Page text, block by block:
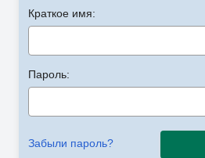
Краткое имя:
Пароль:
Забыли пароль?